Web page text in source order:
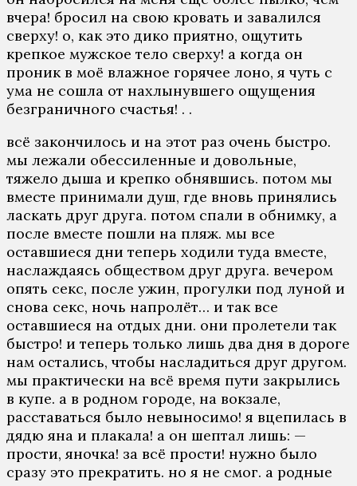
вчера! бросил на свою кровать и завалился
сверху! о, как это дико приятно, ощутить
крепкое мужское тело сверху! а когда он
проник в моё влажное горячее лоно, я чуть с
ума не сошла от нахлынувшего ощущения
безграничного счастья! . .
всё закончилось и на этот раз очень быстро.
мы лежали обессиленные и довольные,
тяжело дыша и крепко обнявшись. потом мы
вместе принимали душ, где вновь принялись
ласкать друг друга. потом спали в обнимку, а
после вместе пошли на пляж. мы все
оставшиеся дни теперь ходили туда вместе,
наслаждаясь обществом друг друга. вечером
опять секс, после ужин, прогулки под луной и
снова секс, ночь напролёт… и так все
оставшиеся на отдых дни. они пролетели так
быстро! и теперь только лишь два дня в дороге
нам остались, чтобы насладиться друг другом.
мы практически на всё время пути закрылись
в купе. а в родном городе, на вокзале,
расставаться было невыносимо! я вцепилась в
дядю яна и плакала! а он шептал лишь: —
прости, яночка! за всё прости! нужно было
сразу это прекратить. но я не смог. а родные